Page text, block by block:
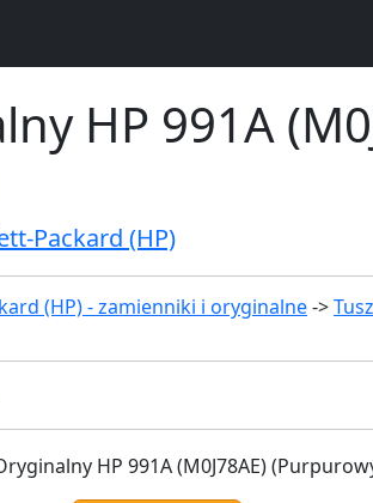
HP 991A
Packard (HP)
(HP) - zamienniki i oryginalne->